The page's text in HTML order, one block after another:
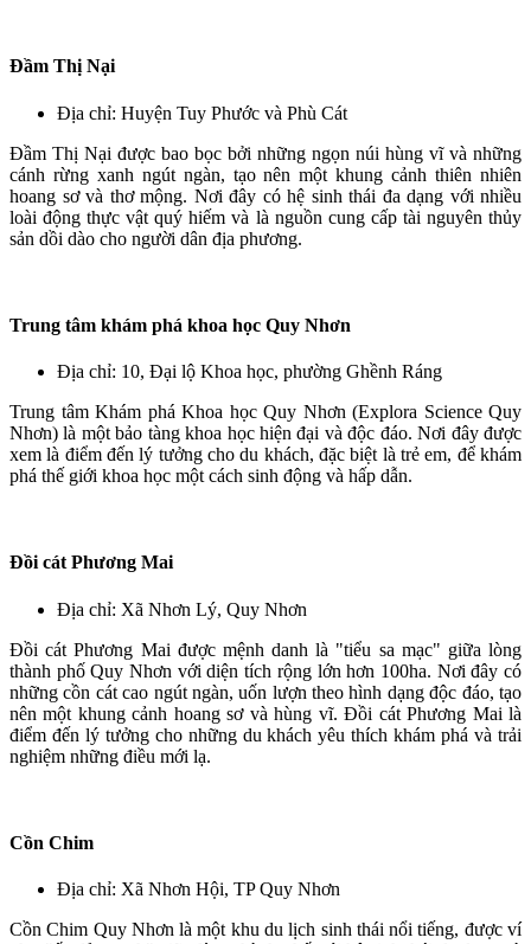
Đầm Thị Nại
Địa chỉ: Huyện Tuy Phước và Phù Cát
Đầm Thị Nại được bao bọc bởi những ngọn núi hùng vĩ và những
cánh rừng xanh ngút ngàn, tạo nên một khung cảnh thiên nhiên
hoang sơ và thơ mộng. Nơi đây có hệ sinh thái đa dạng với nhiều
loài động thực vật quý hiếm và là nguồn cung cấp tài nguyên thủy
sản dồi dào cho người dân địa phương.
Trung tâm khám phá khoa học Quy Nhơn
Địa chỉ: 10, Đại lộ Khoa học, phường Ghềnh Ráng
Trung tâm Khám phá Khoa học Quy Nhơn (Explora Science Quy
Nhơn) là một bảo tàng khoa học hiện đại và độc đáo. Nơi đây được
xem là điểm đến lý tưởng cho du khách, đặc biệt là trẻ em, để khám
phá thế giới khoa học một cách sinh động và hấp dẫn.
Đồi cát Phương Mai
Địa chỉ: Xã Nhơn Lý, Quy Nhơn
Đồi cát Phương Mai được mệnh danh là "tiểu sa mạc" giữa lòng
thành phố Quy Nhơn với diện tích rộng lớn hơn 100ha. Nơi đây có
những cồn cát cao ngút ngàn, uốn lượn theo hình dạng độc đáo, tạo
nên một khung cảnh hoang sơ và hùng vĩ. Đồi cát Phương Mai là
điểm đến lý tưởng cho những du khách yêu thích khám phá và trải
nghiệm những điều mới lạ.
Cồn Chim
Địa chỉ: Xã Nhơn Hội, TP Quy Nhơn
Cồn Chim Quy Nhơn là một khu du lịch sinh thái nổi tiếng, được ví